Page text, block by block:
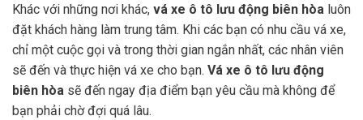
Khác với những nơi khác, vá xe ô tô lưu động biên hòa luôn
đặt khách hàng làm trung tâm. Khi các bạn có nhu cầu vá xe,
chỉ một cuộc gọi và trong thời gian ngắn nhất, các nhân viên
sẽ đến và thực hiện vá xe cho bạn. Vá xe ô tô lưu động
biên hòa sẽ đến ngay địa điểm bạn yêu cầu mà không để
bạn phải chờ đợi quá lâu.